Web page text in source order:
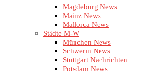
Magdeburg News
Mainz News
Mallorca News
Städte M-W
München News
Schwerin News
Stuttgart Nachrichten
Potsdam News